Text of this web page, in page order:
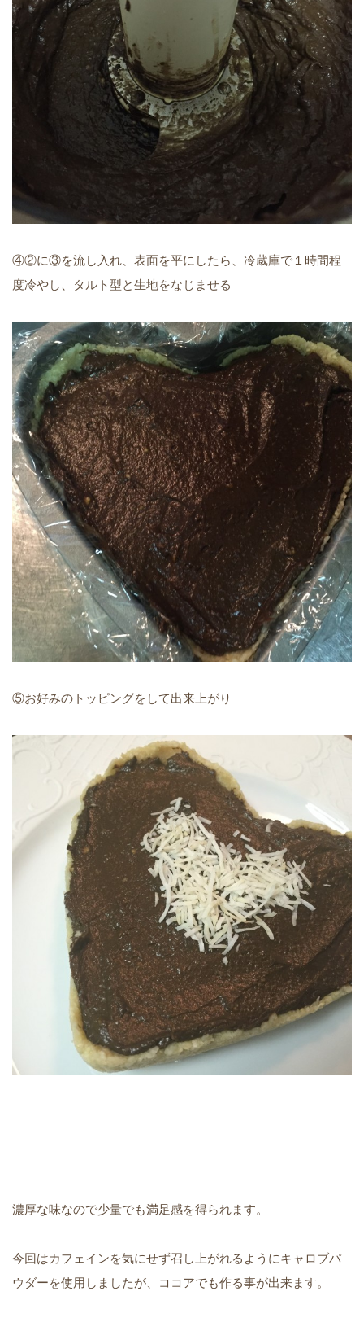
④②に③を流し入れ、表面を平にしたら、冷蔵庫で１時間程
度冷やし、タルト型と生地をなじませる
⑤お好みのトッピングをして出来上がり
濃厚な味なので少量でも満足感を得られます。
今回はカフェインを気にせず召し上がれるようにキャロブパ
ウダーを使用しましたが、ココアでも作る事が出来ます。